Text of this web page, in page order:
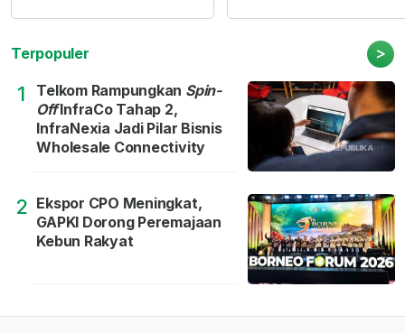
Terpopuler >
1 Telkom Rampungkan Spin-
OffInfraCo Tahap 2,
InfraNexia Jadi Pilar Bisnis
Wholesale Connectivity
2 Ekspor CPO Meningkat,
GAPKI Dorong Peremajaan
Kebun Rakyat